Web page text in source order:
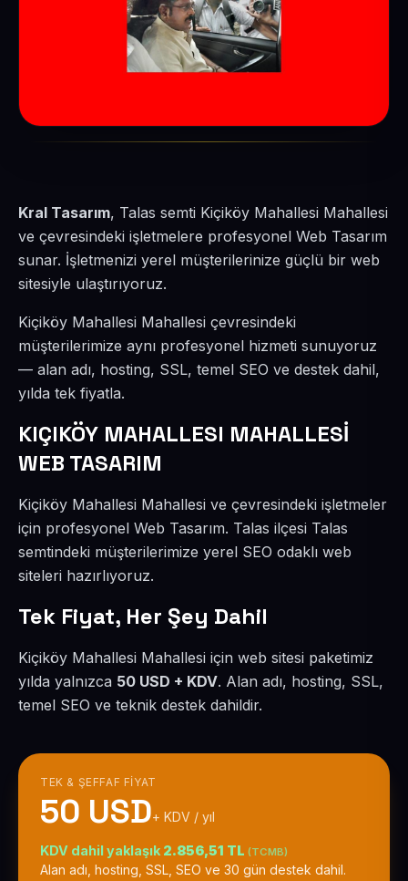
Kral Tasarım, Talas semti Kiçiköy Mahallesi Mahallesi
ve çevresindeki işletmelere profesyonel Web Tasarım
sunar. İşletmenizi yerel müşterilerinize güçlü bir web
sitesiyle ulaştırıyoruz.
Kiçiköy Mahallesi Mahallesi çevresindeki
müşterilerimize aynı profesyonel hizmeti sunuyoruz
— alan adı, hosting, SSL, temel SEO ve destek dahil,
yılda tek fiyatla.
KIÇIKÖY MAHALLESI MAHALLESİ
WEB TASARIM
Kiçiköy Mahallesi Mahallesi ve çevresindeki işletmeler
için profesyonel Web Tasarım. Talas ilçesi Talas
semtindeki müşterilerimize yerel SEO odaklı web
siteleri hazırlıyoruz.
Tek Fiyat, Her Şey Dahil
Kiçiköy Mahallesi Mahallesi için web sitesi paketimiz
yılda yalnızca 50 USD + KDV. Alan adı, hosting, SSL,
temel SEO ve teknik destek dahildir.
TEK & ŞEFFAF FIYAT
50 USD+ KDV / yıl
KDV dahil yaklaşık 2.856,51 TL (TCMB)
Alan adı, hosting, SSL, SEO ve 30 gün destek dahil.